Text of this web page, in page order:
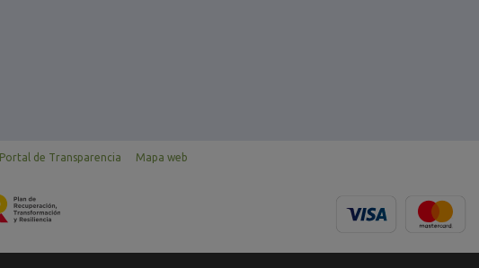
Portal de Transparencia Mapa web